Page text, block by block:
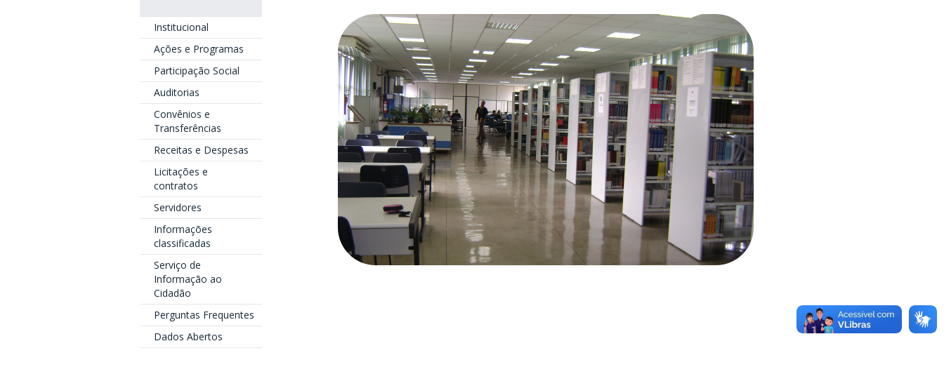
Institucional
Ações e Programas
Participação Social
Auditorias
Convênios e
Transferências
Receitas e Despesas
Licitações e
contratos
Servidores
Informações
classificadas
Serviço de
Informação ao
Cidadão
Perguntas Frequentes
Dados Abertos